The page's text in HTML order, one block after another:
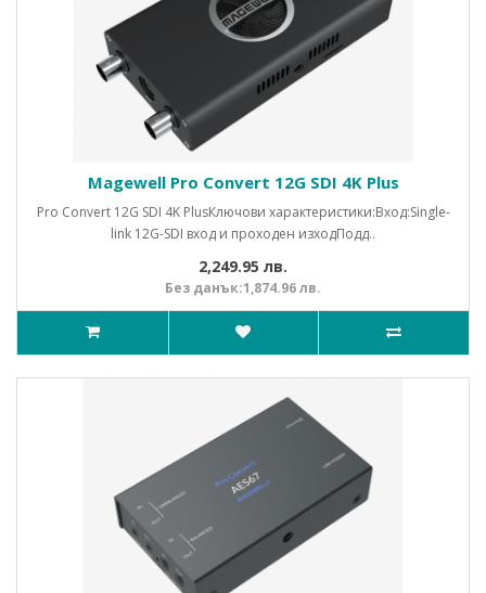
Magewell Pro Convert 12G SDI 4K Plus
Pro Convert 12G SDI 4K PlusКлючови характеристики:Вход:Single-
link 12G-SDI вход и проходен изходПодд..
2,249.95 лв.
Без данък:1,874.96 лв.